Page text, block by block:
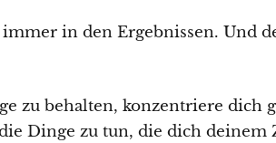
in den Ergebnissen. Und
zu behalten, konzentriere dich
Dinge zu tun, die dich deinem